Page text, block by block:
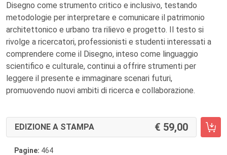
Disegno come strumento critico e inclusivo, testando
metodologie per interpretare e comunicare il patrimonio
architettonico e urbano tra rilievo e progetto. Il testo si
rivolge a ricercatori, professionisti e studenti interessati a
comprendere come il Disegno, inteso come linguaggio
scientifico e culturale, continui a offrire strumenti per
leggere il presente e immaginare scenari futuri,
promuovendo nuovi ambiti di ricerca e collaborazione.
EDIZIONE A STAMPA 59,00
Pagine: 464